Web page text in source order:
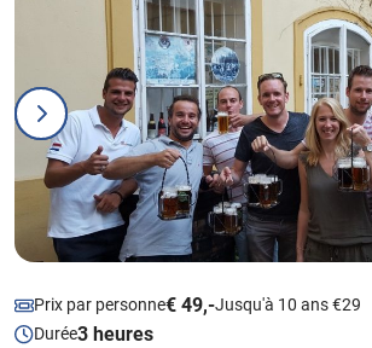
Prix par personne€ 49,-Jusqu'à 10 ans €29
Durée3 heures